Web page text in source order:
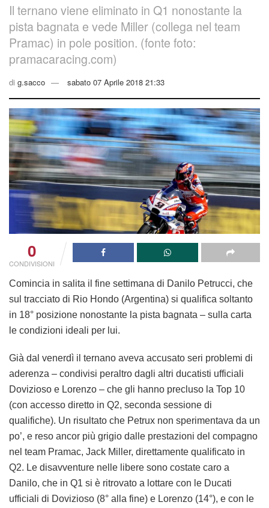
Il ternano viene eliminato in Q1 nonostante la
pista bagnata e vede Miller (collega nel team
Pramac) in pole position. (fonte foto:
pramacaracing.com)
di g.sacco sabato 07 Aprile 2018 21:33
0
CONDIVISIONI
Comincia in salita il fine settimana di Danilo Petrucci, che
sul tracciato di Rio Hondo (Argentina) si qualifica soltanto
in 18° posizione nonostante la pista bagnata – sulla carta
le condizioni ideali per lui.
Già dal venerdì il ternano aveva accusato seri problemi di
aderenza – condivisi peraltro dagli altri ducatisti ufficiali
Dovizioso e Lorenzo – che gli hanno precluso la Top 10
(con accesso diretto in Q2, seconda sessione di
qualifiche). Un risultato che Petrux non sperimentava da un
po’, e reso ancor più grigio dalle prestazioni del compagno
nel team Pramac, Jack Miller, direttamente qualificato in
Q2. Le disavventure nelle libere sono costate caro a
Danilo, che in Q1 si è ritrovato a lottare con le Ducati
ufficiali di Dovizioso (8° alla fine) e Lorenzo (14°), e con le